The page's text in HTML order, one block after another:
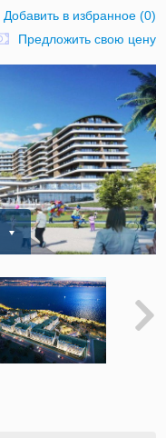
Добавить в избранное(0)
Предложить свою цену